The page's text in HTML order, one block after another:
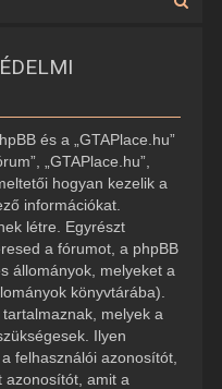
és a „GTAPlace.hu”
„GTAPlace.hu”,
hogyan kezelik a
információkat.
létre. Egyrészt
a fórumot, a phpBB
állományok, melyeket a
könyvtárába).
melyek a
Ilyen
felhasználói azonosítót,
azonosítót, amit a